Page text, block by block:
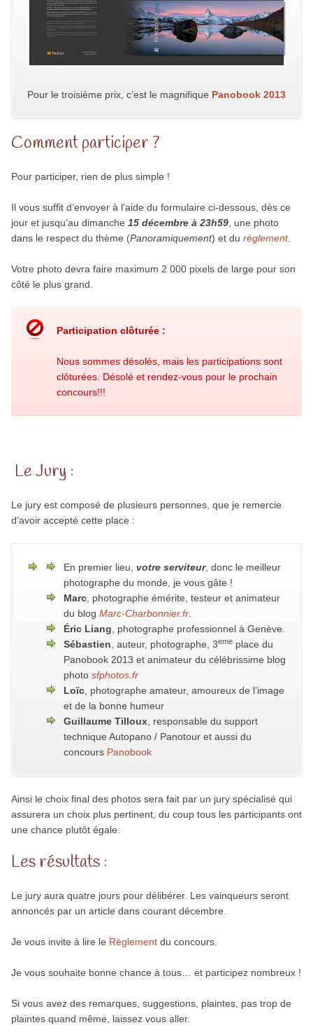
Pour le troisième prix, c’est le magnifique Panobook 2013
Comment participer ?
Pour participer, rien de plus simple !
Il vous suffit d’envoyer à l’aide du formulaire ci-dessous, dès ce
jour et jusqu’au dimanche 15 décembre à 23h59, une photo
dans le respect du thème (Panoramiquement) et du règlement.
Votre photo devra faire maximum 2 000 pixels de large pour son
côté le plus grand.
Participation clôturée :
Nous sommes désolés, mais les participations sont
clôturées. Désolé et rendez-vous pour le prochain
concours!!!
Le Jury :
Le jury est composé de plusieurs personnes, que je remercie
d’avoir accepté cette place :
En premier lieu, votre serviteur, donc le meilleur
photographe du monde, je vous gâte !
Marc, photographe émérite, testeur et animateur
du blog Marc-Charbonnier.fr.
Éric Liang, photographe professionnel à Genève.
Sébastien, auteur, photographe, 3emeplace du
Panobook 2013 et animateur du célébrissime blog
photo sfphotos.fr
Loïc, photographe amateur, amoureux de l’image
et de la bonne humeur
Guillaume Tilloux, responsable du support
technique Autopano / Panotour et aussi du
concours Panobook
Ainsi le choix final des photos sera fait par un jury spécialisé qui
assurera un choix plus pertinent, du coup tous les participants ont
une chance plutôt égale.
Les résultats :
Le jury aura quatre jours pour délibérer. Les vainqueurs seront
annoncés par un article dans courant décembre.
Je vous invite à lire le Règlementdu concours.
Je vous sou­haite bonne chance à tous… et par­ti­ci­pez nombreux !
Si vous avez des remarques, suggestions, plaintes, pas trop de
plaintes quand même, laissez vous aller.